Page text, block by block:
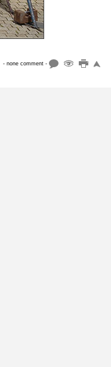
- none comment -